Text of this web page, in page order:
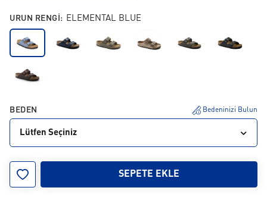
URUN RENGI: ELEMENTAL BLUE
BEDEN Bedeninizi Bulun
Lütfen Seçiniz
44 45 46
SEPETE EKLE